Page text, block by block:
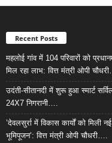
Recent Posts
महलोई गांव में 104 परिवारों को
मिल रहा लाभ: वित्त मंत्री ओपी चौधरी…
उदंती-सीतानदी में शुरू हुआ स्मार्ट
24X7 निगरानी….
’देवलसुर्रा में विकास कार्यों को
भूमिपूजन’: वित्त मंत्री ओपी चौधरी….